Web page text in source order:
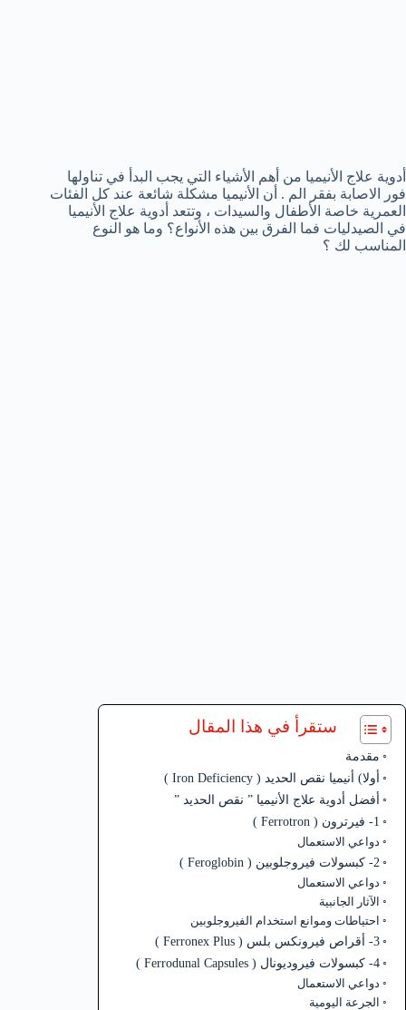
أدوية علاج الأنيميا من أهم الأشياء التي يجب البدأ في تناولها
فور الاصابة بفقر الم . أن الأنيميا مشكلة شائعة عند كل الفئات
العمرية خاصة الأطفال والسيدات ، وتتعد أدوية علاج الأنيميا
في الصيدليات فما الفرق بين هذه الأنواع؟ وما هو النوع
المناسب لك ؟
ستقرأ في هذا المقال
مقدمة
أولا) أنيميا نقص الحديد ( Iron Deficiency )
أفضل أدوية علاج الأنيميا ” نقص الحديد ”
1- فيرترون ( Ferrotron )
دواعي الاستعمال
2- كبسولات فيروجلوبين ( Feroglobin )
دواعي الاستعمال
الآثار الجانبية
احتياطات وموانع استخدام الفيروجلوبين
3- أقراص فيرونكس بلس ( Ferronex Plus )
4- كبسولات فيروديونال ( Ferrodunal Capsules )
دواعي الاستعمال
الجرعة اليومية